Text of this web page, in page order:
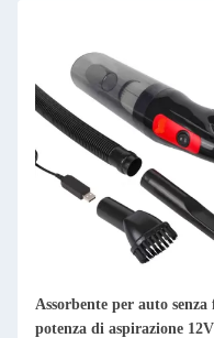
Assorbente per auto
potenza di aspirazione 12V